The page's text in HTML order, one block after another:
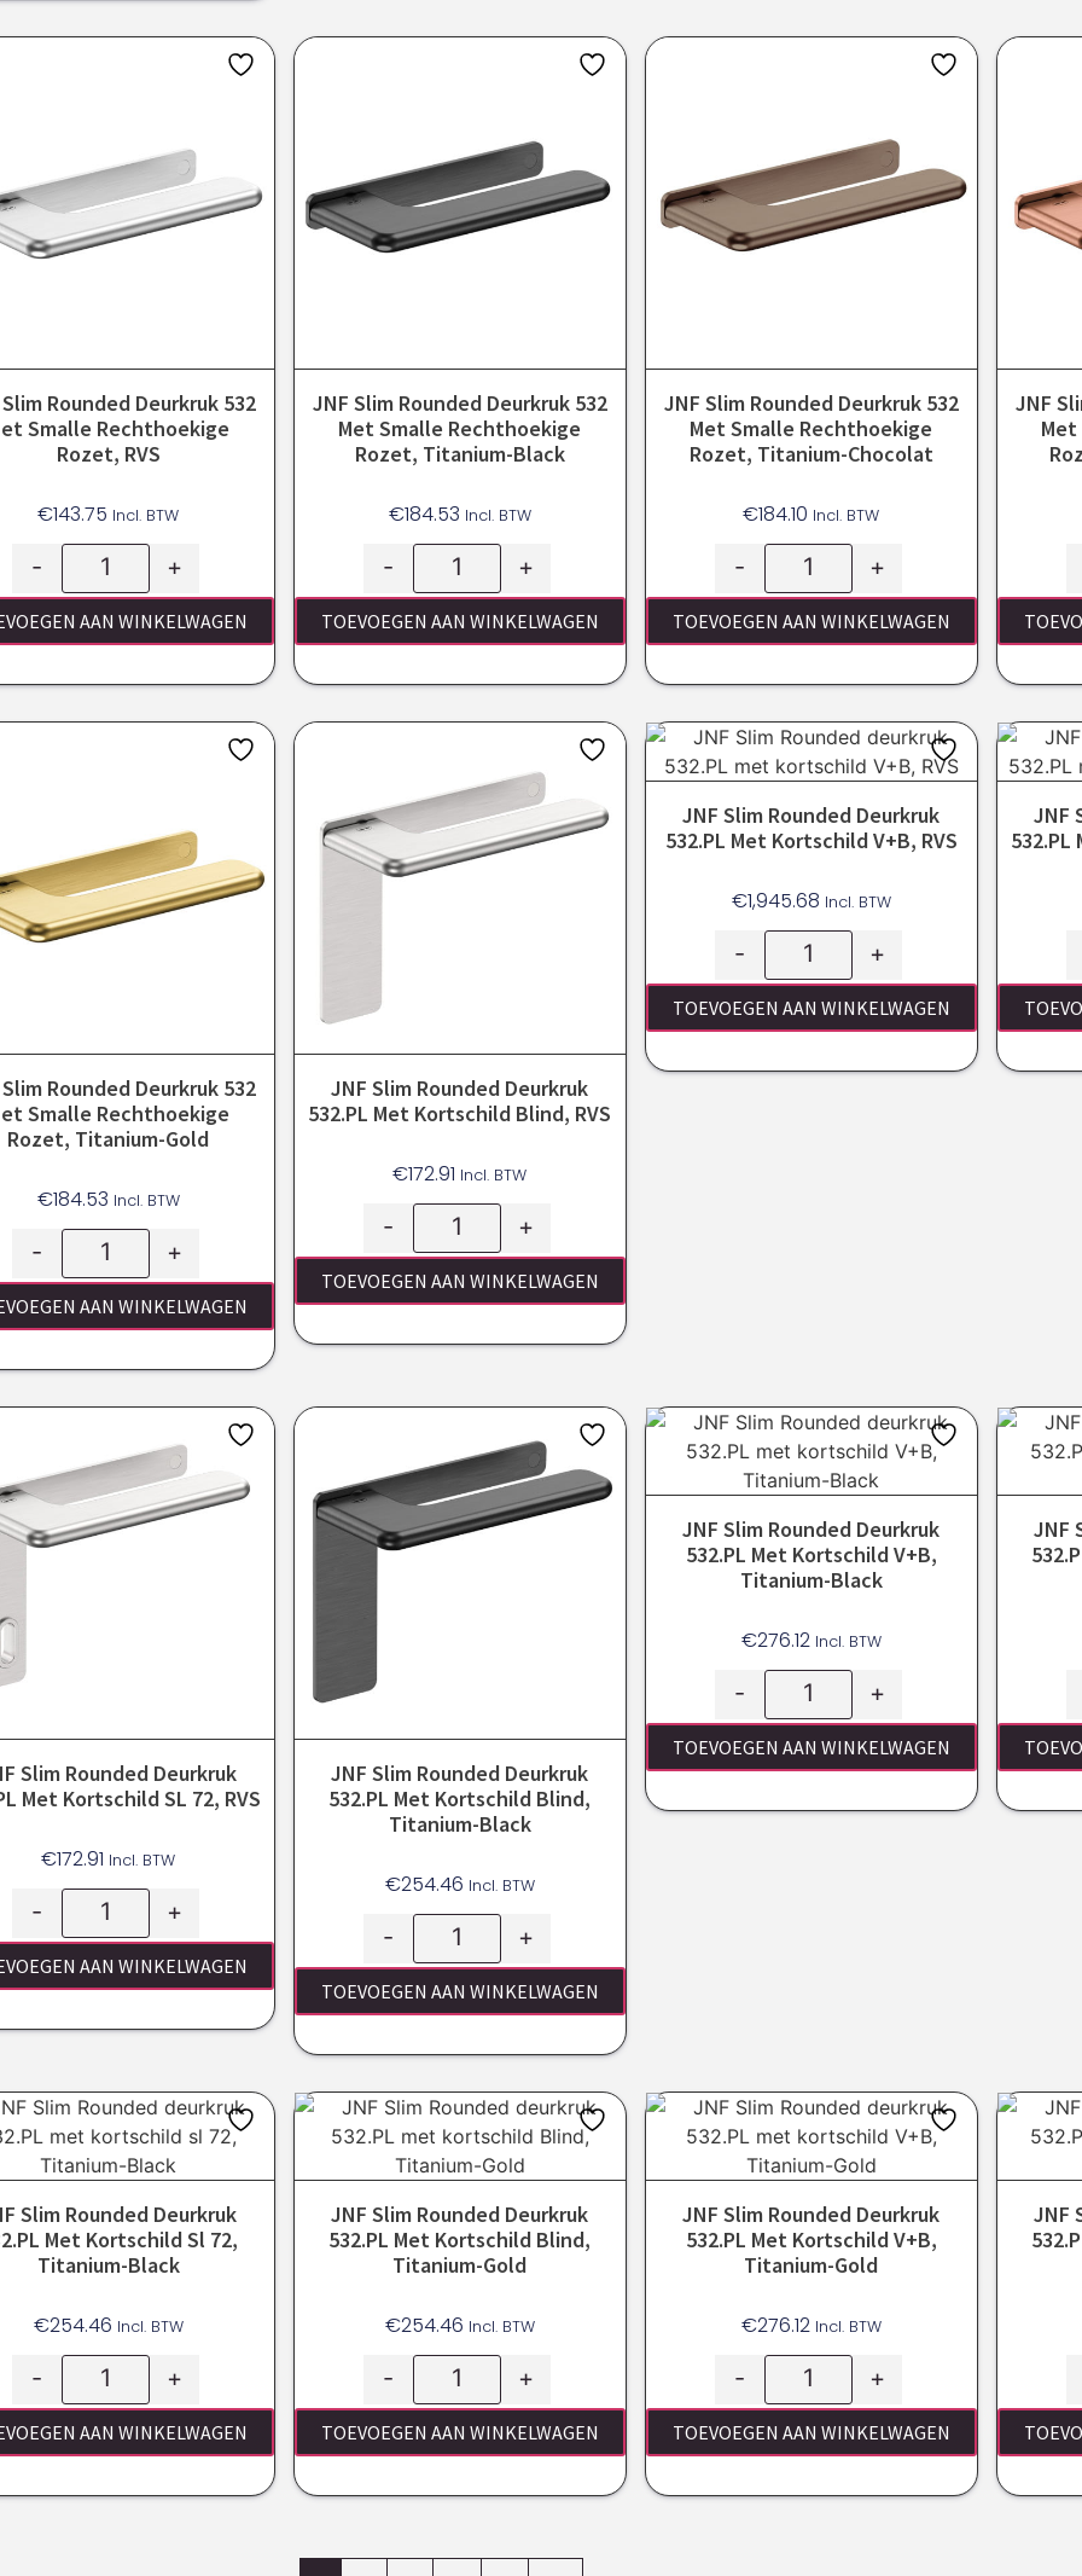
Rounded Deurkruk 532
Smalle Rechthoekige
Rozet, RVS
€143.75 Incl. BTW
- +
AAN WINKELWAGEN
JNF Slim Rounded Deurkruk 532
Met Smalle Rechthoekige
Rozet, Titanium-Black
€184.53 Incl. BTW
- +
TOEVOEGEN AAN WINKELWAGEN
JNF Slim Rounded Deurkruk 532
Met Smalle Rechthoekige
Rozet, Titanium-Chocolat
€184.10 Incl. BTW
- +
TOEVOEGEN AAN WINKELWAGEN
JNF
Rounded Deurkruk 532
Smalle Rechthoekige
Rozet, Titanium-Gold
€184.53 Incl. BTW
- +
AAN WINKELWAGEN
JNF Slim Rounded Deurkruk
532.PL Met Kortschild Blind, RVS
€172.91 Incl. BTW
- +
TOEVOEGEN AAN WINKELWAGEN
JNF Slim Rounded Deurkruk
532.PL Met Kortschild V+B, RVS
€1,945.68 Incl. BTW
- +
TOEVOEGEN AAN WINKELWAGEN
JNF
532.PL
Slim Rounded Deurkruk
Met Kortschild SL 72, RVS
€172.91 Incl. BTW
- +
AAN WINKELWAGEN
JNF Slim Rounded Deurkruk
532.PL Met Kortschild Blind,
Titanium-Black
€254.46 Incl. BTW
- +
TOEVOEGEN AAN WINKELWAGEN
JNF Slim Rounded Deurkruk
532.PL Met Kortschild V+B,
Titanium-Black
€276.12 Incl. BTW
- +
TOEVOEGEN AAN WINKELWAGEN
JNF
Slim Rounded Deurkruk
Met Kortschild Sl 72,
Titanium-Black
€254.46 Incl. BTW
- +
AAN WINKELWAGEN
JNF Slim Rounded Deurkruk
532.PL Met Kortschild Blind,
Titanium-Gold
€254.46 Incl. BTW
- +
TOEVOEGEN AAN WINKELWAGEN
JNF Slim Rounded Deurkruk
532.PL Met Kortschild V+B,
Titanium-Gold
€276.12 Incl. BTW
- +
TOEVOEGEN AAN WINKELWAGEN
JNF